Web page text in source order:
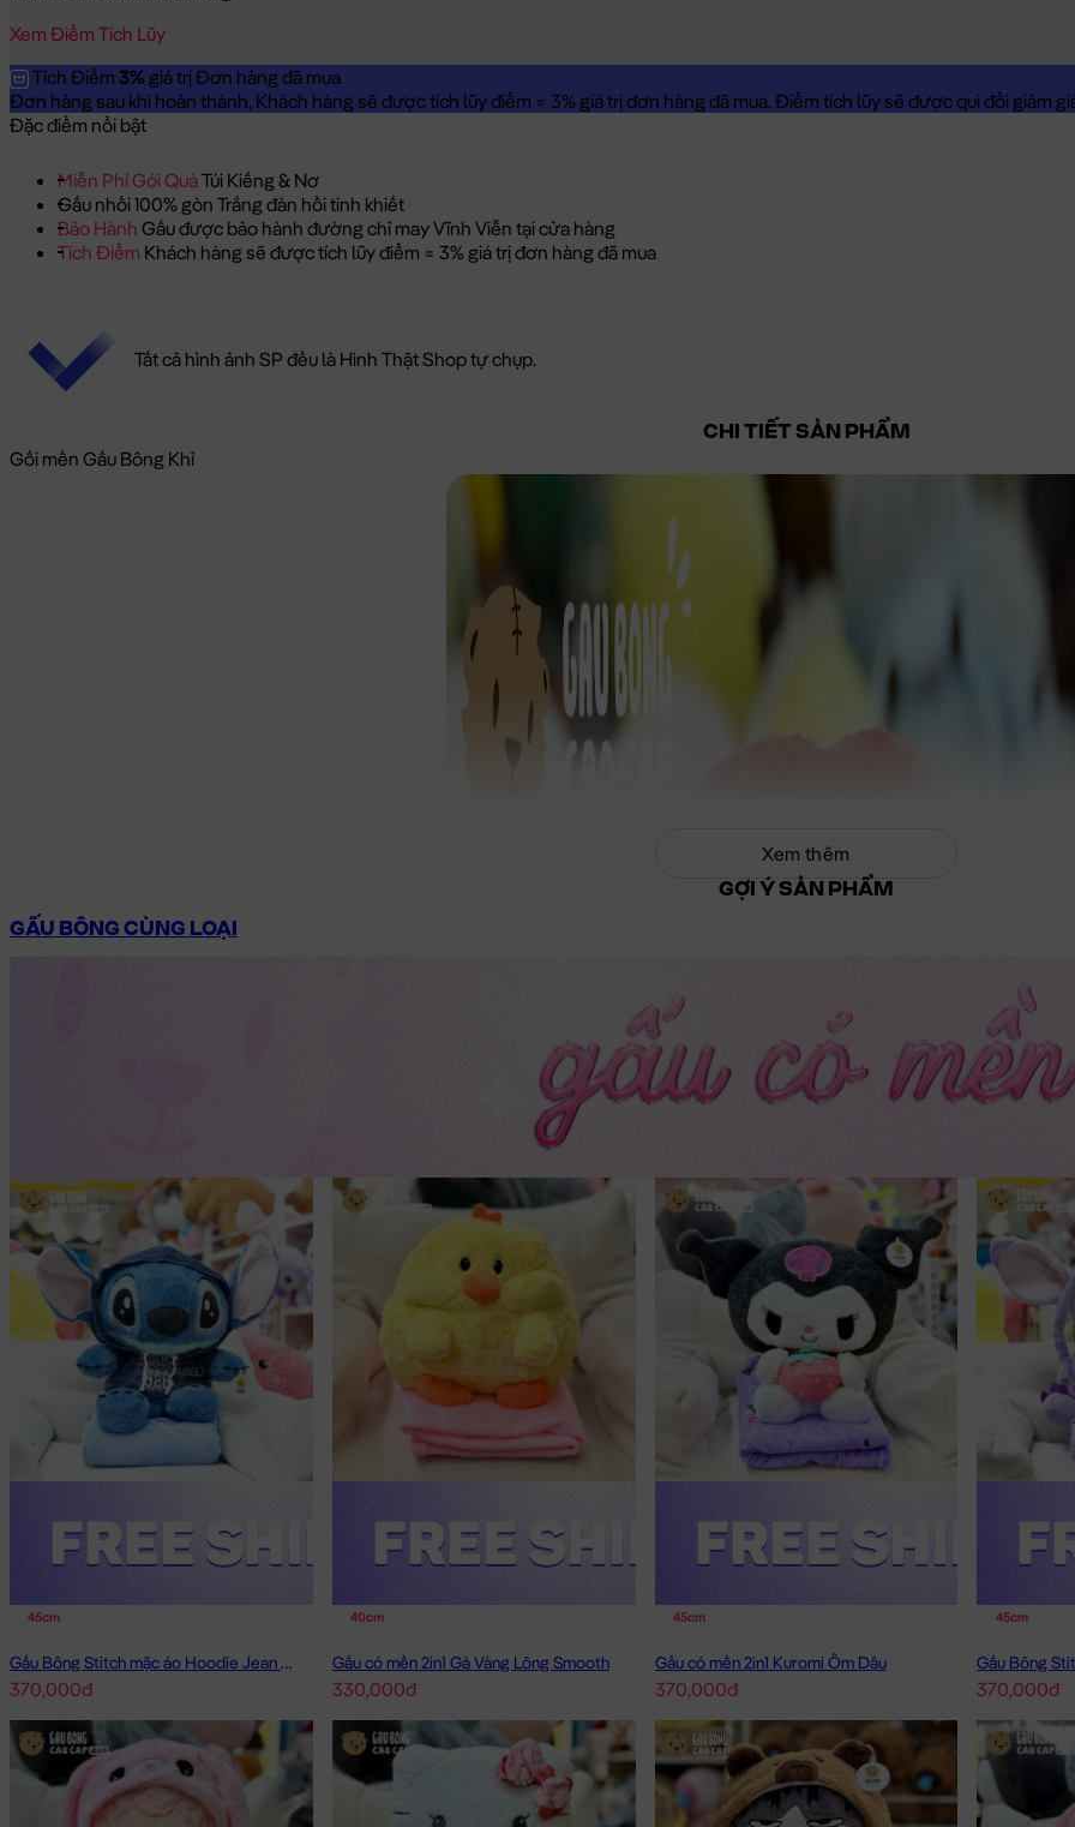
Xem Điểm Tích Lũy
Tích Điểm 3% giá trị Đơn hàng đã mua
Đơn hàng sau khi hoàn thành, Khách hàng sẽ được tích lũy điểm = 3% giá trị đơn hàng đã mua. Điểm tích lũy sẽ được qui đổi giảm
Đặc điểm nổi bật
Miễn Phí Gói QuàTúi Kiếng & Nơ
Gấu nhồi 100% gòn Trắng đàn hồi tinh khiết
Bảo Hành Gấu được bảo hành đường chỉ may Vĩnh Viễn tại cửa hàng
Tích Điểm Khách hàng sẽ được tích lũy điểm = 3% giá trị đơn hàng đã mua
Tất cả hình ảnh SP đều là Hình Thật Shop tự chụp.
CHI TIẾT SẢN PHẨM
Gối mền Gấu Bông Khỉ
Xem thêm
GỢI Ý SẢN PHẨM
GẤU BÔNG CÙNG LOẠI
45cm
Gấu Bông Stitch mặc áo Hoodie Jean có mền 2in1
370,000đ
40cm
Gấu có mền 2in1 Gà Vàng Lông Smooth
330,000đ
45cm
Gấu có mền 2in1 Kuromi Ôm Dâu
370,000đ
45cm
Gấu Bông
370,000đ